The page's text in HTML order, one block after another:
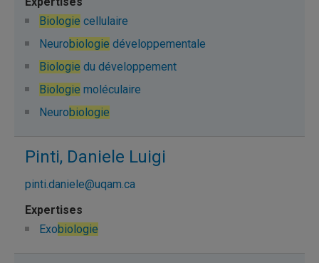
Biologie cellulaire
Neurobiologie développementale
Biologie du développement
Biologie moléculaire
Neurobiologie
Pinti, Daniele Luigi
pinti.daniele@uqam.ca
Exobiologie